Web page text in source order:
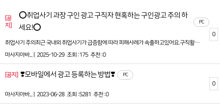
[공
지]
⭕취업사기 과장 구인 광고 구직자 현혹하는 구인광고 주의 하
세요!⭕
PC
취업사기 주의최근 국내외 취업사기가 급증함에 따라 피해사례가 속출하고있어요.구직활동 시 꼭 아래 사항을 주의해주세요.<취업사기에 해당할 위험이 높은 구인광고>1. 동종업계 대비 지나치게 좋은 조건 제시2. 채용 전 신분증 사본 등 개인정보 요청3. 취업사례금 등 각종 명목으로 금전을 요구취업사기경찰청 (국번없이 112)보이스피싱 피해 금융감독언 (국번없이 1332)거짓구인광고 신고 고용노동부(국번없이 1350)(온라인) 보이스피싱 지킴이 : www.fss.or.kr(온라인) 거짓구인광고 신고 : www.work24.go.kr(모바일) 고용24 모바일 앱 > 기타민원 > 거짓구인광고 신고자세한 내용은 붙임 자료 및 영상 링크를 참고해주세요.* 취업사기 주의 영상자료 링크(고용노동부 유튜브 홈페이지) :http://www.youtube.com/watch?v=Bcq0JBvSnbU
마사지아바... |
2025-10-29 조회 :175 추천 :0
0
[공지] ❣️모바일에서 광고 등록하는 방법❣️ PC
마사지아바... | 2023-06-28 조회 :5281 추천 :0
0